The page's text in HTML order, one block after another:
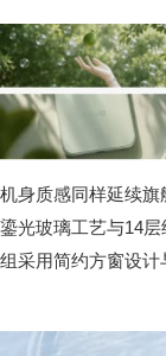
机身质感同样延续
鎏光玻璃工艺与14
组采用简约方窗设